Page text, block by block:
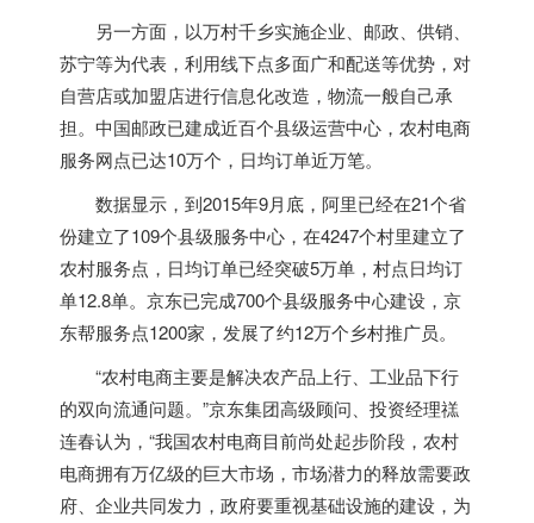
另一方面，以万村千乡实施企业、邮政、供销、
苏宁等为代表，利用线下点多面广和配送等优势，对
自营店或加盟店进行信息化改造，物流一般自己承
担。中国邮政已建成近百个县级运营中心，农村电商
服务网点已达10万个，日均订单近万笔。
数据显示，到2015年9月底，阿里已经在21个省
份建立了109个县级服务中心，在4247个村里建立了
农村服务点，日均订单已经突破5万单，村点日均订
单12.8单。京东已完成700个县级服务中心建设，京
东帮服务点1200家，发展了约12万个乡村推广员。
“农村电商主要是解决农产品上行、工业品下行
的双向流通问题。”京东集团高级顾问、投资经理禚
连春认为，“我国农村电商目前尚处起步阶段，农村
电商拥有万亿级的巨大市场，市场潜力的释放需要政
府、企业共同发力，政府要重视基础设施的建设，为